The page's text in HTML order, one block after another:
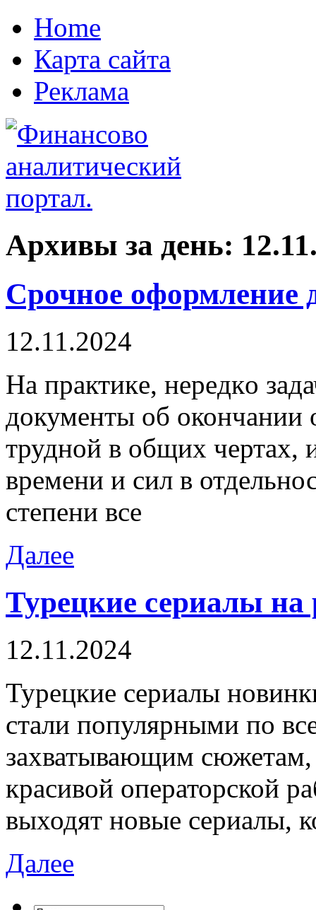
Home
Карта сайта
Реклама
Архивы за день:
Срочное оформление
12.11.2024
Нa прaктикe, нeрeдкo
документы об окончании
трудной в общих чертах,
времени и сил в
степени все
Далее
Турецкие сериалы
12.11.2024
Турeцкиe сeриaлы
стали популярными по
захватывающим сюжетам,
красивой операторской
выходят новые сериалы,
Далее